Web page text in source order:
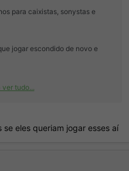
para caixistas, sonystas e
jogar escondido de novo e
ver tudo...
eles queriam jogar esses aí